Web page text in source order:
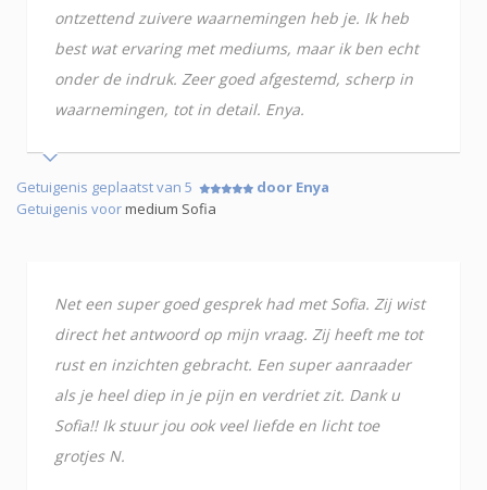
ontzettend zuivere waarnemingen heb je. Ik heb
best wat ervaring met mediums, maar ik ben echt
onder de indruk. Zeer goed afgestemd, scherp in
waarnemingen, tot in detail. Enya.
Getuigenis geplaatst van 5
door Enya
Getuigenis voormedium Sofia
Net een super goed gesprek had met Sofia. Zij wist
direct het antwoord op mijn vraag. Zij heeft me tot
rust en inzichten gebracht. Een super aanraader
als je heel diep in je pijn en verdriet zit. Dank u
Sofia!! Ik stuur jou ook veel liefde en licht toe
grotjes N.